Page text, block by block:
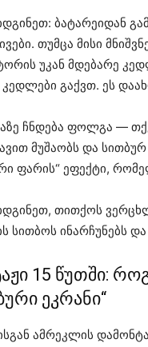
ბატარეიდან
თუმცა მისი
უკან მდებარე
გაქვთ. ეს
ჩნდება ფოლგა —
მუშაობს და
ფარის“ ეფექტი,
თითქოს
სითბოს ინარჩუნებს
15 წუთში:
ეკრანი“
ამრეკლის